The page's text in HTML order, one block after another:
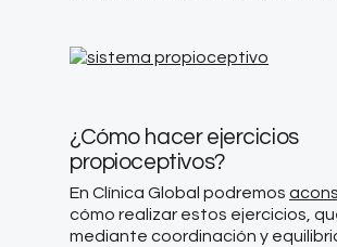
¿Cómo hacer ejercicios
propioceptivos?
En Clínica Global podremos
cómo realizar estos ejercicios,
mediante coordinación y